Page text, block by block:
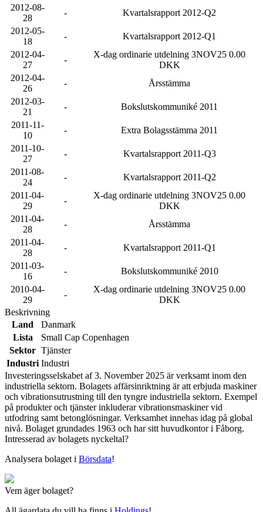
2012-08-
28
-
Kvartalsrapport 2012-Q2
2012-05-
18
-
Kvartalsrapport 2012-Q1
2012-04-
27
-
X-dag ordinarie utdelning 3NOV25 0.00
DKK
2012-04-
26
-
Årsstämma
2012-03-
21
-
Bokslutskommuniké 2011
2011-11-
10
-
Extra Bolagsstämma 2011
2011-10-
27
-
Kvartalsrapport 2011-Q3
2011-08-
24
-
Kvartalsrapport 2011-Q2
2011-04-
29
-
X-dag ordinarie utdelning 3NOV25 0.00
DKK
2011-04-
28
-
Årsstämma
2011-04-
28
-
Kvartalsrapport 2011-Q1
2011-03-
16
-
Bokslutskommuniké 2010
2010-04-
29
-
X-dag ordinarie utdelning 3NOV25 0.00
DKK
Beskrivning
Land
Danmark
Lista
Small Cap Copenhagen
Sektor Tjänster
Industri Industri
Investeringsselskabet af 3. November 2025 är verksamt inom den
industriella sektorn. Bolagets affärsinriktning är att erbjuda maskiner
och vibrationsutrustning till den tyngre industriella sektorn. Exempel
på produkter och tjänster inkluderar vibrationsmaskiner vid
utfodring samt betonglösningar. Verksamhet innehas idag på global
nivå. Bolaget grundades 1963 och har sitt huvudkontor i Fåborg.
Intresserad av bolagets nyckeltal?
Analysera bolaget i Börsdata!
Vem äger bolaget?